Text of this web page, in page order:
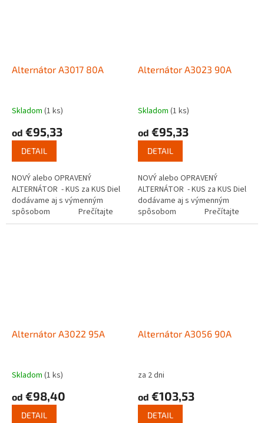
Alternátor A3017 80A
Skladom (1 ks)
od €95,33
DETAIL
NOVÝ alebo OPRAVENÝ
ALTERNÁTOR - KUS za KUS Diel
dodávame aj s výmenným
spôsobom Prečítajte
si ako...
Alternátor A3023 90A
Skladom (1 ks)
od €95,33
DETAIL
NOVÝ alebo OPRAVENÝ
ALTERNÁTOR - KUS za KUS Diel
dodávame aj s výmenným
spôsobom Prečítajte
si ako...
Alternátor A3022 95A
Skladom (1 ks)
od €98,40
DETAIL
Alternátor A3056 90A
za 2 dni
od €103,53
DETAIL